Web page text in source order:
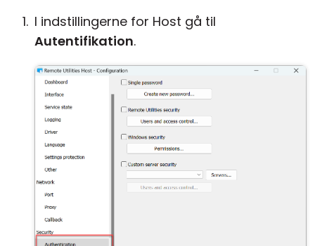
I indstillingerne for Host gå til
Autentifikation.